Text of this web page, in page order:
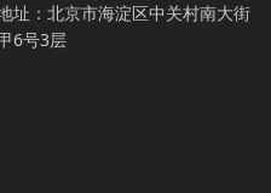
址： 北京市海淀区中关村南大街
6号3层